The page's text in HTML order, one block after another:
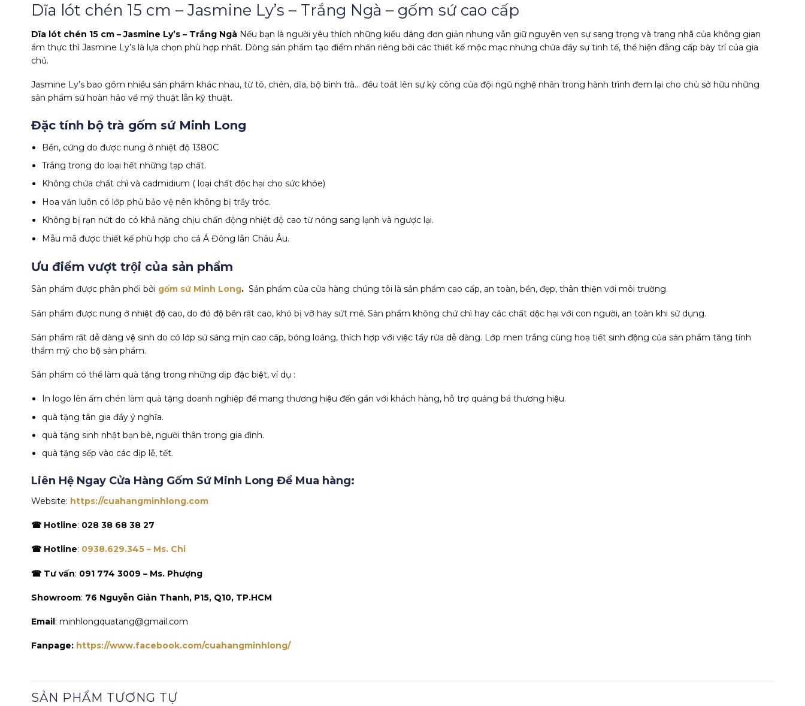
Dĩa lót chén 15 cm – Jasmine Ly’s – Trắng Ngà – gốm sứ cao cấp
Dĩa lót chén 15 cm – Jasmine Ly’s – Trắng Ngà Nếu bạn là người yêu thích những kiểu dáng đơn giản nhưng vẫn giữ nguyên vẹn sự sang trọng và trang nhã của không gian
ẩm thực thì Jasmine Ly’s là lựa chọn phù hợp nhất. Dòng sản phẩm tạo điểm nhấn riêng bởi các thiết kế mộc mạc nhưng chứa đầy sự tinh tế, thể hiện đẳng cấp bày trí của gia
chủ.
Jasmine Ly’s bao gồm nhiều sản phẩm khác nhau, từ tô, chén, dĩa, bộ bình trà… đều toát lên sự kỳ công của đội ngũ nghệ nhân trong hành trình đem lại cho chủ sở hữu những
sản phẩm sứ hoàn hảo về mỹ thuật lẫn kỹ thuật.
Đặc tính bộ trà gốm sứ Minh Long
Bền, cứng do được nung ở nhiệt độ 1380C
Trắng trong do loại hết những tạp chất.
Không chứa chất chì và cadmidium ( loại chất độc hại cho sức khỏe)
Hoa văn luôn có lớp phủ bảo vệ nên không bị trầy tróc.
Không bị rạn nứt do có khả năng chịu chấn động nhiệt độ cao từ nóng sang lạnh và ngược lại.
Mẫu mã được thiết kế phù hợp cho cả Á Đông lẫn Châu Âu.
Ưu điểm vượt trội của sản phẩm
Sản phẩm được phân phối bởi gốm sứ Minh Long. Sản phẩm của cửa hàng chúng tôi là sản phẩm cao cấp, an toàn, bền, đẹp, thân thiện với môi trường.
Sản phẩm được nung ở nhiệt độ cao, do đó độ bền rất cao, khó bị vỡ hay sứt mẻ. Sản phẩm không chứ chì hay các chất dộc hại với con người, an toàn khi sử dụng.
Sản phẩm rất dễ dàng vệ sinh do có lớp sứ sáng mịn cao cấp, bóng loáng, thích hợp với việc tẩy rửa dễ dàng. Lớp men trắng cùng hoạ tiết sinh động của sản phẩm tăng tính
thẩm mỹ cho bộ sản phẩm.
Sản phẩm có thể làm quà tặng trong những dịp đặc biệt, ví dụ :
In logo lên ấm chén làm quà tặng doanh nghiệp để mang thương hiệu đến gần với khách hàng, hỗ trợ quảng bá thương hiệu.
quà tặng tân gia đầy ý nghĩa.
quà tặng sinh nhật bạn bè, người thân trong gia đình.
quà tặng sếp vào các dịp lễ, tết.
Liên Hệ Ngay Cửa Hàng Gốm Sứ Minh Long Để Mua hàng:
Website: https://cuahangminhlong.com
☎ Hotline: 028 38 68 38 27
☎ Hotline: 0938.629.345 – Ms. Chi
☎ Tư vấn: 091 774 3009 – Ms. Phượng
Showroom: 76 Nguyễn Giản Thanh, P15, Q10, TP.HCM
Email: minhlongquatang@gmail.com
Fanpage: https://www.facebook.com/cuahangminhlong/
SẢN PHẨM TƯƠNG TỰ